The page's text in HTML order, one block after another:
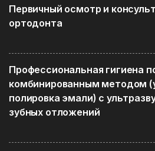
Первичный осмотр и
ортодонта
Профессиональная гигиена
комбинированным методом
полировка эмали) с
зубных отложений